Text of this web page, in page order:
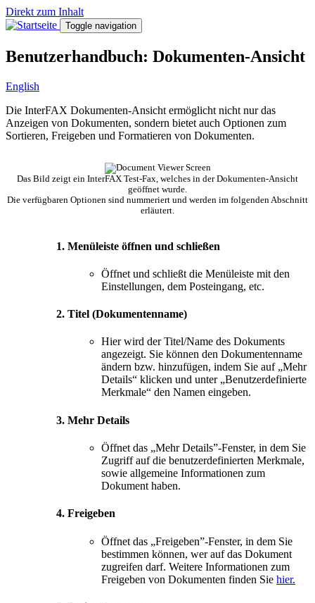
Direkt zum Inhalt
Toggle navigation
Benutzerhandbuch: Dokumenten-Ansicht
English
Die InterFAX Dokumenten-Ansicht ermöglicht nicht nur das
Anzeigen von Dokumenten, sondern bietet auch Optionen zum
Sortieren, Freigeben und Formatieren von Dokumenten.
Das Bild zeigt ein InterFAX Test-Fax, welches in der Dokumenten-Ansicht
geöffnet wurde.
Die verfügbaren Optionen sind nummeriert und werden im folgenden Abschnitt
erläutert.
1. Menüleiste öffnen und schließen
Öffnet und schließt die Menüleiste mit den
Einstellungen, dem Posteingang, etc.
2. Titel (Dokumentenname)
Hier wird der Titel/Name des Dokuments
angezeigt. Sie können den Dokumentenname
ändern bzw. hinzufügen, indem Sie auf „Mehr
Details“ klicken und unter „Benutzerdefinierte
Merkmale“ den Namen eingeben.
3. Mehr Details
Öffnet das „Mehr Details”-Fenster, in dem Sie
Zugriff auf die benutzerdefinierten Merkmale,
sowie allgemeine Informationen zum
Dokument haben.
4. Freigeben
Öffnet das „Freigeben”-Fenster, in dem Sie
bestimmen können, wer auf das Dokument
zugreifen darf. Weitere Informationen zum
Freigeben von Dokumenten finden Sie hier.